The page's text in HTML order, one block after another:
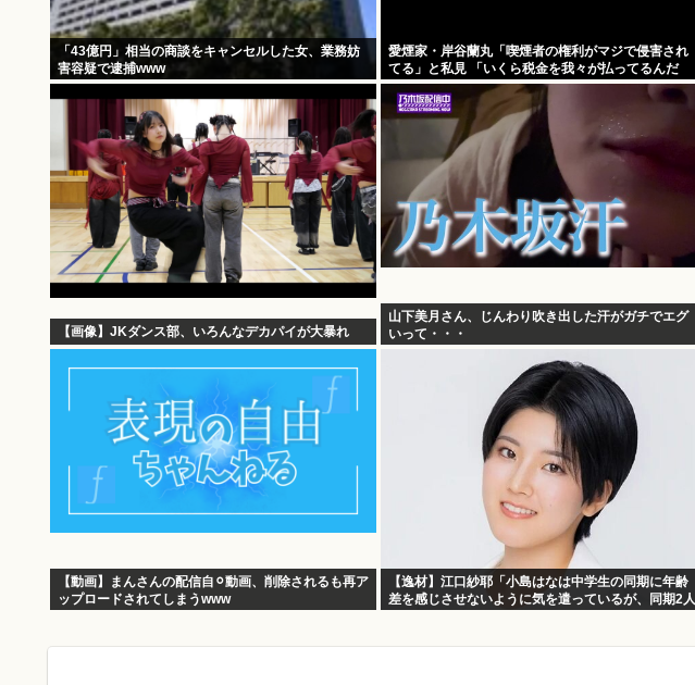
「43億円」相当の商談をキャンセルした女、業務妨
害容疑で逮捕www
愛煙家・岸谷蘭丸「喫煙者の権利がマジで侵害され
てる」と私見 「いくら税金を我々が払ってるんだ
と」
【画像】JKダンス部、いろんなデカパイが大暴れ
山下美月さん、じんわり吹き出した汗がガチでエグ
いって・・・
【動画】まんさんの配信自⚪︎動画、削除されるも再ア
ップロードされてしまうwww
【逸材】江口紗耶「小島はなは中学生の同期に年齢
差を感じさせないように気を遣っているが、同期2人